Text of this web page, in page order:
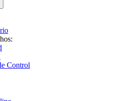
Control